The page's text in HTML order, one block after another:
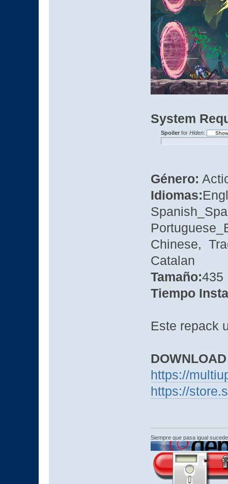
System
Spoilerfor Hiden:
Género:
Idiomas:
Chinese,
Catalan
Tamaño:435
Tiempo
Este repack
DOWNLOAD
https://
https://
Siempre que pasa igual